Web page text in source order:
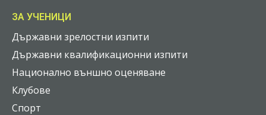
ЗА УЧЕНИЦИ
Държавни зрелостни изпити
Държавни квалификационни изпити
Национално външно оценяване
Клубове
Спорт